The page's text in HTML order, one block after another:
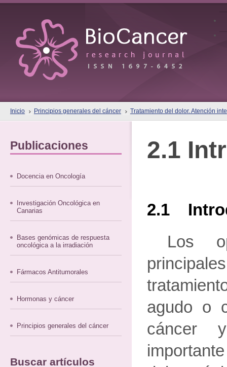
Inicio Principios generales del cáncer Tratamiento del dolor. Atención
Publicaciones
Docencia en Oncología
Investigación Oncológica en
Canarias
Bases genómicas de respuesta
oncológica a la irradiación
Fármacos Antitumorales
Hormonas y cáncer
Principios generales del cáncer
Buscar artículos
2.1
2.1
Los
agudo o
cáncer